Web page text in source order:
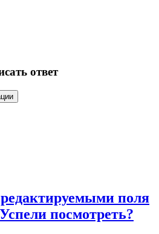
ответ
поля
посмотреть?